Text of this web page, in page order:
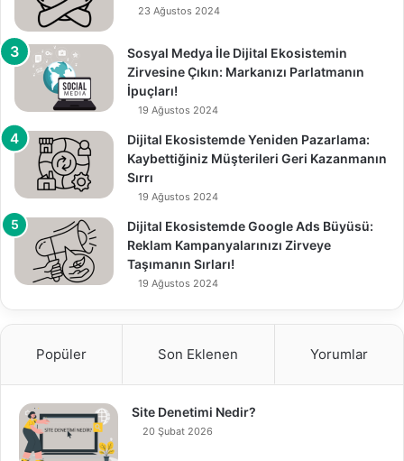
23 Ağustos 2024
Sosyal Medya İle Dijital Ekosistemin
Zirvesine Çıkın: Markanızı Parlatmanın
İpuçları!
19 Ağustos 2024
Dijital Ekosistemde Yeniden Pazarlama:
Kaybettiğiniz Müşterileri Geri Kazanmanın
Sırrı
19 Ağustos 2024
Dijital Ekosistemde Google Ads Büyüsü:
Reklam Kampanyalarınızı Zirveye
Taşımanın Sırları!
19 Ağustos 2024
Popüler Son Eklenen Yorumlar
Site Denetimi Nedir?
20 Şubat 2026